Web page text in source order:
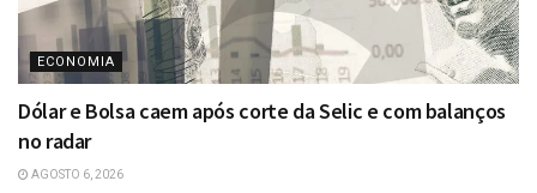
ECONOMIA
Dólar e Bolsa caem após corte da Selic e com balanços
no radar
AGOSTO 6, 2026